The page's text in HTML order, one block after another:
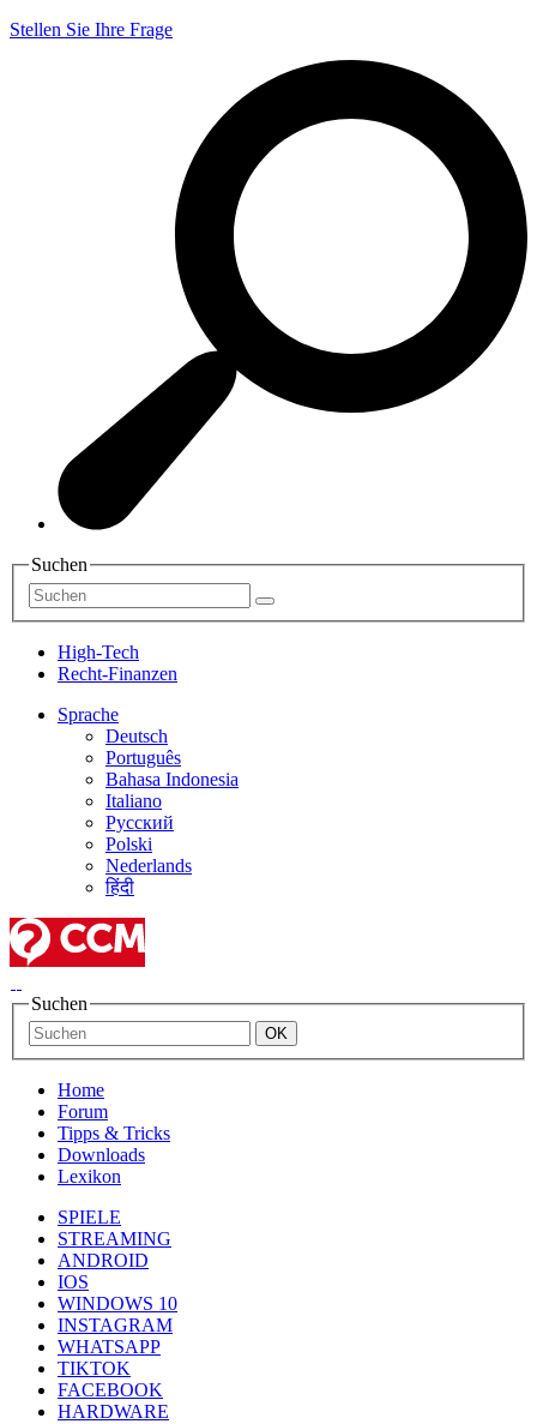
Stellen Sie Ihre Frage
Suchen
High-Tech
Recht-Finanzen
Sprache
Deutsch
Português
Bahasa Indonesia
Italiano
Русский
Polski
Nederlands
हिंदी
Suchen
Home
Forum
Tipps & Tricks
Downloads
Lexikon
SPIELE
STREAMING
ANDROID
IOS
WINDOWS 10
INSTAGRAM
WHATSAPP
TIKTOK
FACEBOOK
HARDWARE